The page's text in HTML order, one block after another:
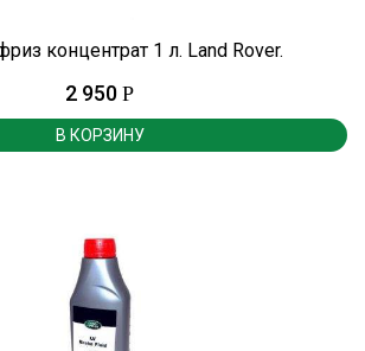
концентрат 1 л. Land Rover.
2 950 Р
В КОРЗИНУ